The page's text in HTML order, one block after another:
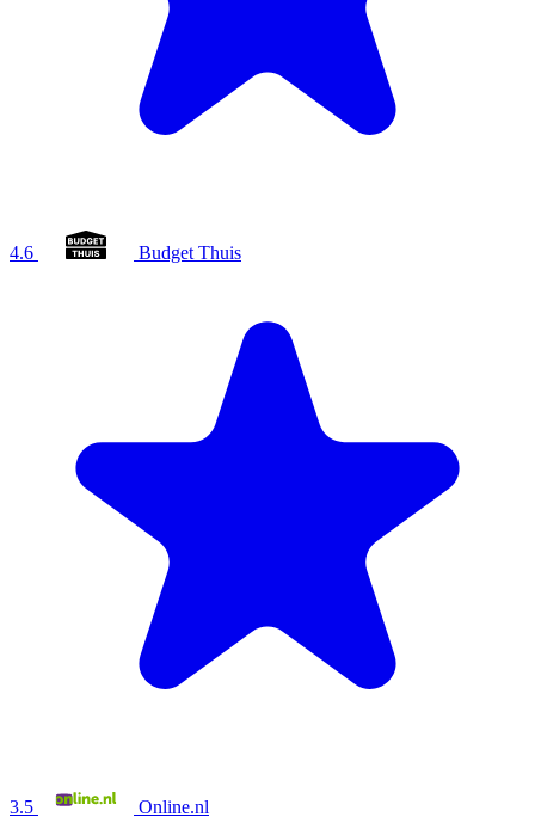
4.6 Budget Thuis
3.5 Online.nl